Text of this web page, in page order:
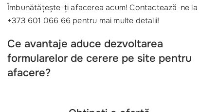
Îmbunătățește-ți afacerea acum! Contactează-ne la
+373 601 066 66 pentru mai multe detalii!
Ce avantaje aduce dezvoltarea
formularelor de cerere pe site pentru
afacere?